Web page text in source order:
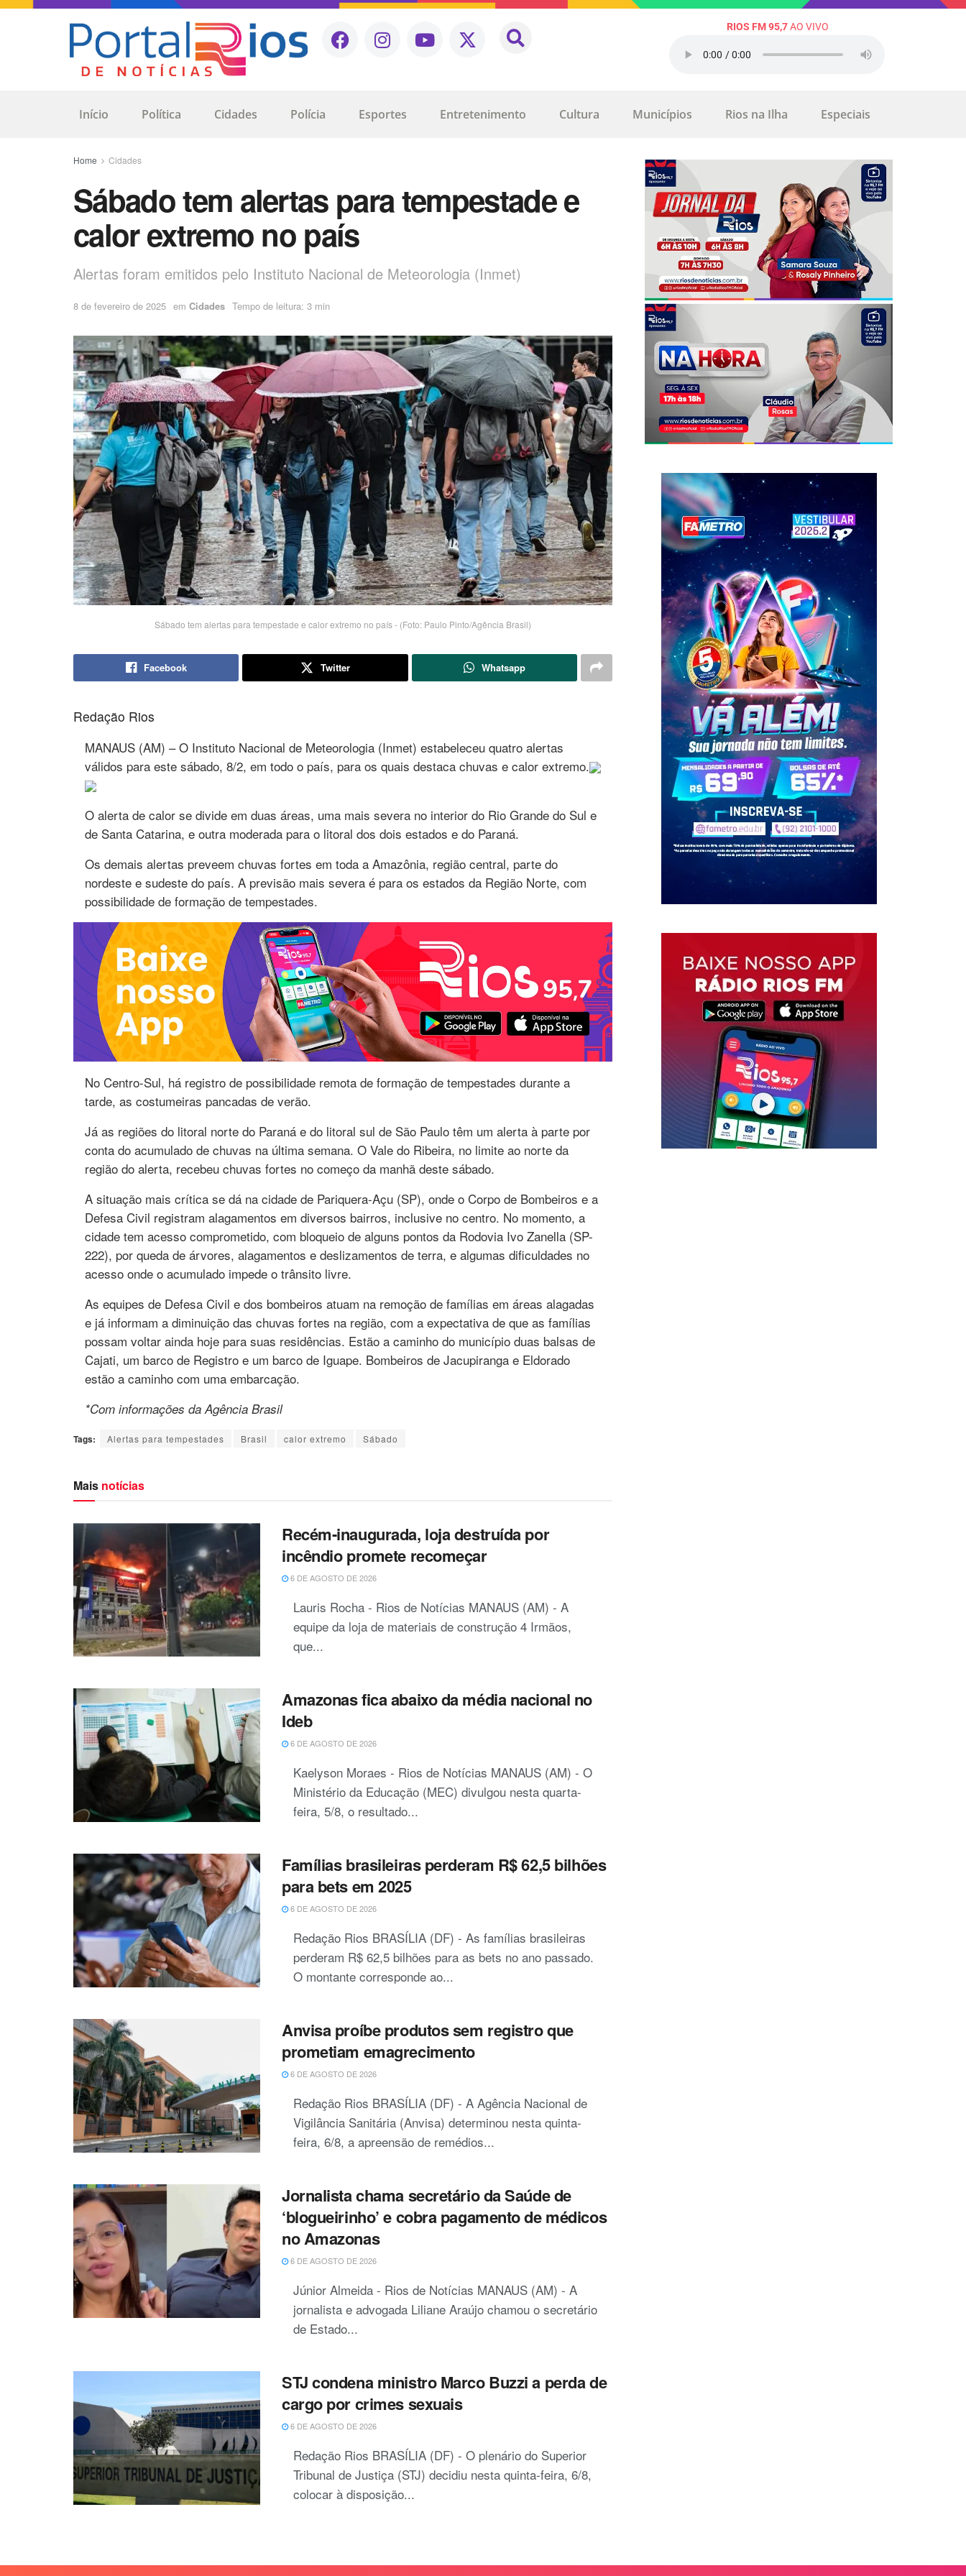
RIOS FM 95,7AO VIVO
Início Política Cidades Polícia Esportes Entretenimento Cultura Municípios Rios na Ilha Especiais
Home Cidades
Sábado tem alertas para tempestade e
calor extremo no país
Alertas foram emitidos pelo Instituto Nacional de Meteorologia (Inmet)
8 de fevereiro de 2025 em Cidades Tempo de leitura: 3 min
Sábado tem alertas para tempestade e calor extremo no país - (Foto: Paulo Pinto/Agência Brasil)
Facebook Twitter Whatsapp
Redação Rios
MANAUS (AM) – O Instituto Nacional de Meteorologia (Inmet) estabeleceu quatro alertas
válidos para este sábado, 8/2, em todo o país, para os quais destaca chuvas e calor extremo.
O alerta de calor se divide em duas áreas, uma mais severa no interior do Rio Grande do Sul e
de Santa Catarina, e outra moderada para o litoral dos dois estados e do Paraná.
Os demais alertas preveem chuvas fortes em toda a Amazônia, região central, parte do
nordeste e sudeste do país. A previsão mais severa é para os estados da Região Norte, com
possibilidade de formação de tempestades.
No Centro-Sul, há registro de possibilidade remota de formação de tempestades durante a
tarde, as costumeiras pancadas de verão.
Já as regiões do litoral norte do Paraná e do litoral sul de São Paulo têm um alerta à parte por
conta do acumulado de chuvas na última semana. O Vale do Ribeira, no limite ao norte da
região do alerta, recebeu chuvas fortes no começo da manhã deste sábado.
A situação mais crítica se dá na cidade de Pariquera-Açu (SP), onde o Corpo de Bombeiros e a
Defesa Civil registram alagamentos em diversos bairros, inclusive no centro. No momento, a
cidade tem acesso comprometido, com bloqueio de alguns pontos da Rodovia Ivo Zanella (SP-
222), por queda de árvores, alagamentos e deslizamentos de terra, e algumas dificuldades no
acesso onde o acumulado impede o trânsito livre.
As equipes de Defesa Civil e dos bombeiros atuam na remoção de famílias em áreas alagadas
e já informam a diminuição das chuvas fortes na região, com a expectativa de que as famílias
possam voltar ainda hoje para suas residências. Estão a caminho do município duas balsas de
Cajati, um barco de Registro e um barco de Iguape. Bombeiros de Jacupiranga e Eldorado
estão a caminho com uma embarcação.
*Com informações da Agência Brasil
Tags: Alertas para tempestades Brasil calor extremo Sábado
Mais notícias
Recém-inaugurada, loja destruída por
incêndio promete recomeçar
6 DE AGOSTO DE 2026
Lauris Rocha - Rios de Notícias MANAUS (AM) - A
equipe da loja de materiais de construção 4 Irmãos,
que...
Amazonas fica abaixo da média nacional no
Ideb
6 DE AGOSTO DE 2026
Kaelyson Moraes - Rios de Notícias MANAUS (AM) - O
Ministério da Educação (MEC) divulgou nesta quarta-
feira, 5/8, o resultado...
Famílias brasileiras perderam R$ 62,5 bilhões
para bets em 2025
6 DE AGOSTO DE 2026
Redação Rios BRASÍLIA (DF) - As famílias brasileiras
perderam R$ 62,5 bilhões para as bets no ano passado.
O montante corresponde ao...
Anvisa proíbe produtos sem registro que
prometiam emagrecimento
6 DE AGOSTO DE 2026
Redação Rios BRASÍLIA (DF) - A Agência Nacional de
Vigilância Sanitária (Anvisa) determinou nesta quinta-
feira, 6/8, a apreensão de remédios...
Jornalista chama secretário da Saúde de
‘blogueirinho’ e cobra pagamento de médicos
no Amazonas
6 DE AGOSTO DE 2026
Júnior Almeida - Rios de Notícias MANAUS (AM) - A
jornalista e advogada Liliane Araújo chamou o secretário
de Estado...
STJ condena ministro Marco Buzzi a perda de
cargo por crimes sexuais
6 DE AGOSTO DE 2026
Redação Rios BRASÍLIA (DF) - O plenário do Superior
Tribunal de Justiça (STJ) decidiu nesta quinta-feira, 6/8,
colocar à disposição...